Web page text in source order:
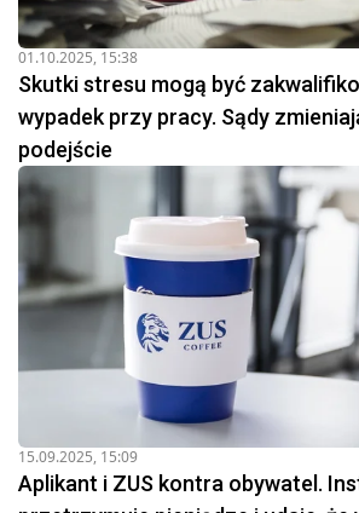
01.10.2025, 15:38
Skutki stresu mogą być
wypadek przy pracy. Sądy
podejście
15.09.2025, 15:09
Aplikant i ZUS kontra obywatel.